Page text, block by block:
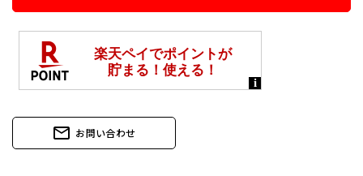
mail_outline お問い合わせ